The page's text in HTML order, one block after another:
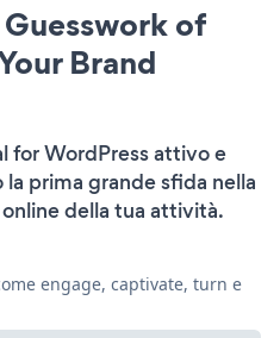
of
Brand
for WordPress attivo e
prima grande sfida nella
della tua attività.
engage, captivate, turn e